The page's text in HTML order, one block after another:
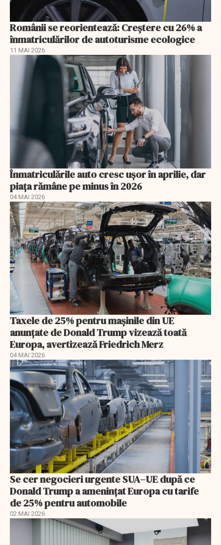
Românii se reorientează: Creştere cu 26% a
înmatriculărilor de autoturisme ecologice
11 MAI 2026
Înmatriculările auto cresc ușor în aprilie, dar
piața rămâne pe minus în 2026
04 MAI 2026
Taxele de 25% pentru mașinile din UE
anunţate de Donald Trump vizează toată
Europa, avertizează Friedrich Merz
04 MAI 2026
Se cer negocieri urgente SUA–UE după ce
Donald Trump a ameninţat Europa cu tarife
de 25% pentru automobile
02 MAI 2026